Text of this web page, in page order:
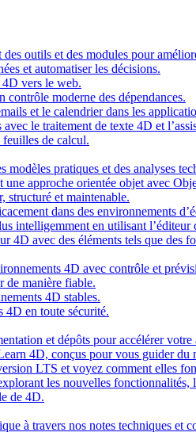
outils et des modules pour
et automatiser les décisions.
4D vers le web.
contrôle moderne des dépendances.
et le calendrier dans les
le traitement de texte 4D et
feuilles de calcul.
pratiques et des analyses
approche orientée objet avec
structuré et maintenable.
dans des environnements
intelligemment en utilisant l’éditeur
4D avec des éléments tels que des
4D avec contrôle et
de manière fiable.
4D stables.
4D en toute sécurité.
et dépôts pour accélérer votre
4D, conçus pour vous guider du
LTS et voyez comment elles
les nouvelles
de 4D.
à travers nos notes techniques et